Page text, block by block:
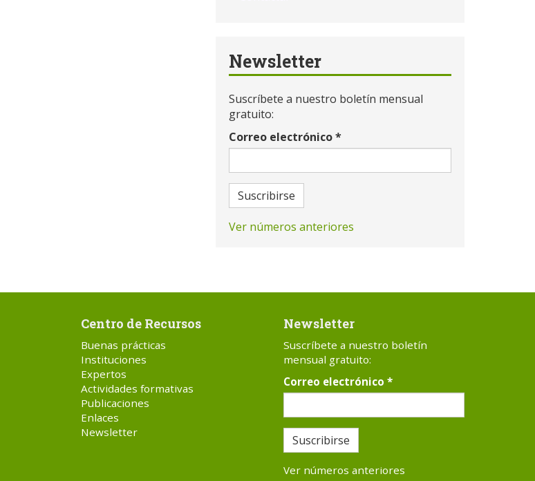
Newsletter
Suscríbete a nuestro boletín mensual
gratuito:
Correo electrónico*
Suscribirse
Ver números anteriores
Centro de Recursos
Buenas prácticas
Instituciones
Expertos
Actividades formativas
Publicaciones
Enlaces
Newsletter
Newsletter
Suscríbete a nuestro boletín
mensual gratuito:
Correo electrónico *
Suscribirse
Ver números anteriores